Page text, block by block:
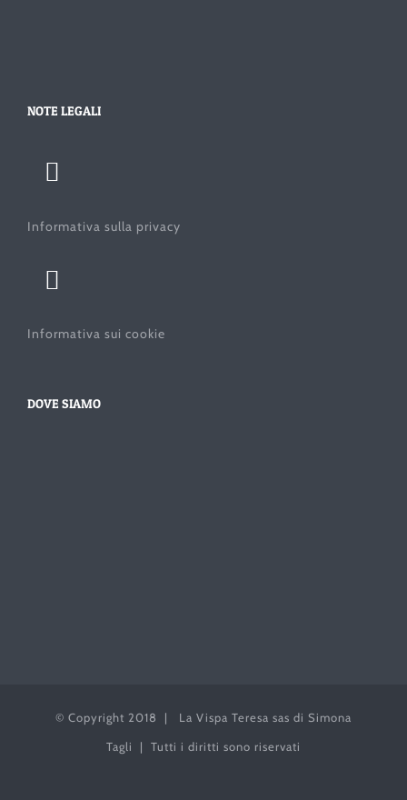
NOTE LEGALI
Informativa sulla privacy
Informativa sui cookie
DOVE SIAMO
© Copyright 2018 | La Vispa Teresa sas di Simona
Tagli | Tutti i diritti sono riservati